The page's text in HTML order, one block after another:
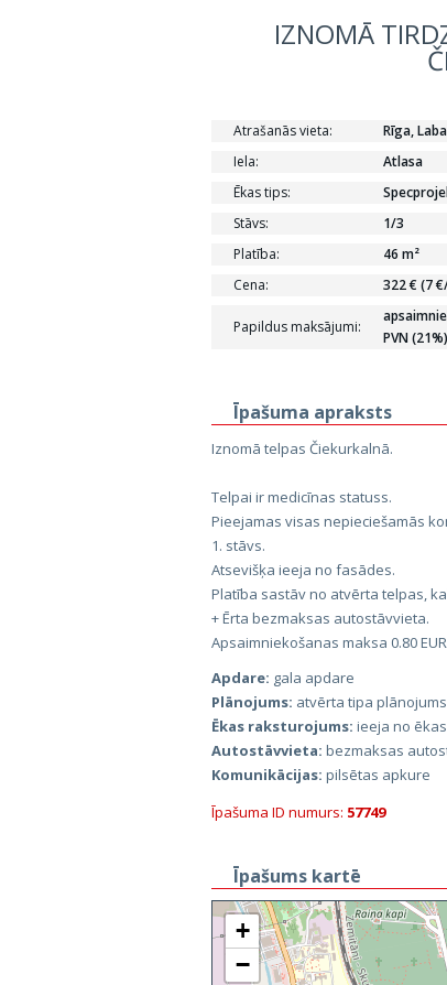
IZNOMĀ
Atrašanās vieta:
Rīga,
Iela:
Atlasa
Ēkas tips:
Stāvs:
1/3
Platība:
46 m²
Cena:
322 € (7
Papildus maksājumi:
PVN (21%)
Īpašuma apraksts
Iznomā telpas Čiekurkalnā.
Telpai ir medicīnas statuss.
Pieejamas visas nepieciešamās
1. stāvs.
Atsevišķa ieeja no fasādes.
Platība sastāv no atvērta telpas,
+ Ērta bezmaksas autostāvvieta.
Apsaimniekošanas maksa 0.80
Apdare: gala apdare
Plānojums: atvērta tipa plānojums
Ēkas raksturojums: ieeja no
Autostāvvieta: bezmaksas
Komunikācijas: pilsētas apkure
Īpašuma ID numurs: 57749
Īpašums kartē
+
−